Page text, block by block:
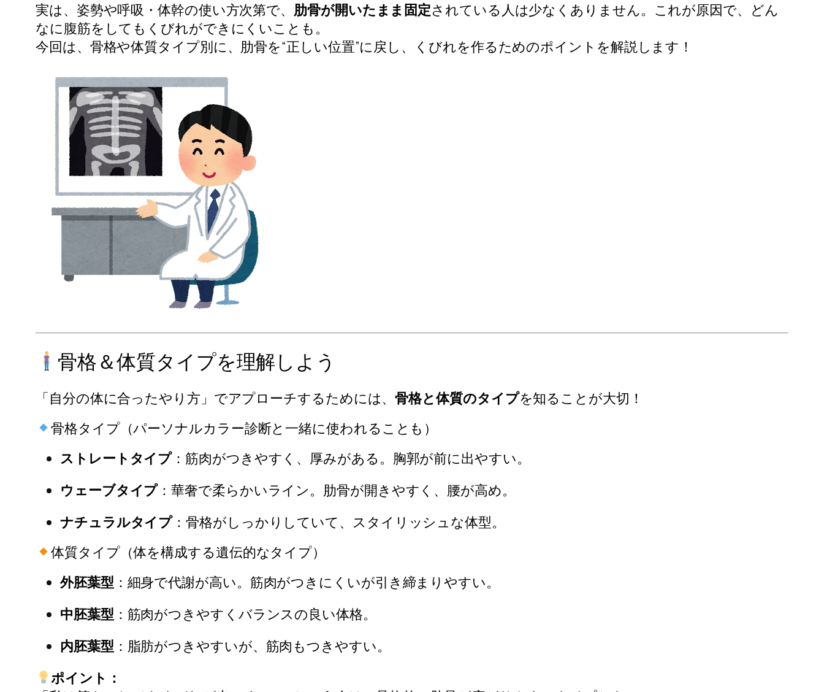
実は、姿勢や呼吸・体幹の使い方次第で、肋骨が開いたまま固定されている人は少なくありません。これが原因で、どん
なに腹筋をしてもくびれができにくいことも。
今回は、骨格や体質タイプ別に、肋骨を“正しい位置”に戻し、くびれを作るためのポイントを解説します！
骨格＆体質タイプを理解しよう
「自分の体に合ったやり方」でアプローチするためには、骨格と体質のタイプを知ることが大切！
骨格タイプ（パーソナルカラー診断と一緒に使われることも）
ストレートタイプ：筋肉がつきやすく、厚みがある。胸郭が前に出やすい。
ウェーブタイプ：華奢で柔らかいライン。肋骨が開きやすく、腰が高め。
ナチュラルタイプ：骨格がしっかりしていて、スタイリッシュな体型。
体質タイプ（体を構成する遺伝的なタイプ）
外胚葉型 ：細身で代謝が高い。筋肉がつきにくいが引き締まりやすい。
中胚葉型 ：筋肉がつきやすくバランスの良い体格。
内胚葉型 ：脂肪がつきやすいが、筋肉もつきやすい。
ポイント：